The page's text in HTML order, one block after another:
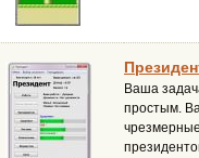
Ваша
простым.